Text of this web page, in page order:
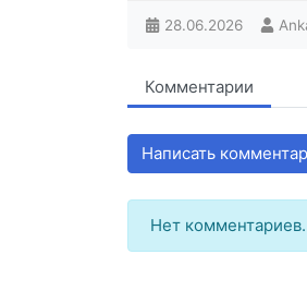
28.06.2026
Комментарии
Написать
Нет